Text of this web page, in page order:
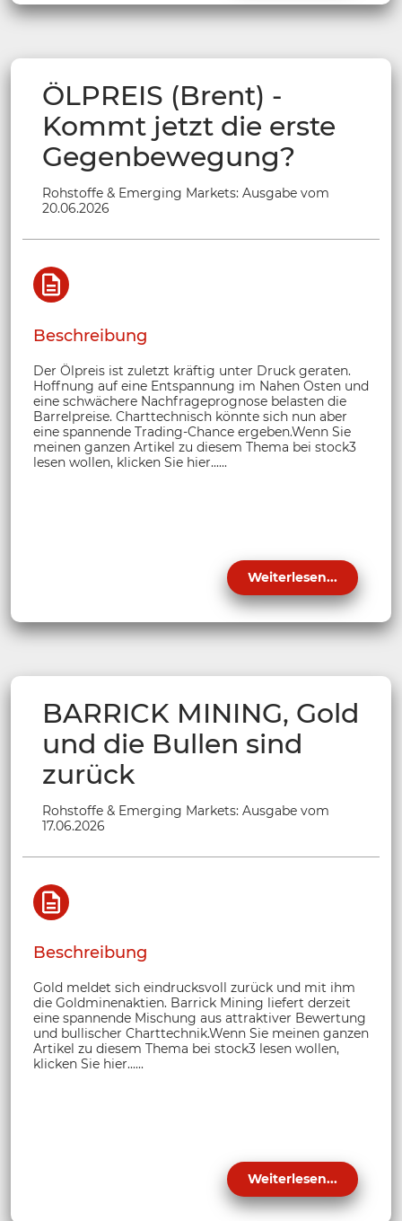
ÖLPREIS (Brent) -
Kommt jetzt die erste
Gegenbewegung?
Rohstoffe & Emerging Markets: Ausgabe vom
20.06.2026
Beschreibung
Der Ölpreis ist zuletzt kräftig unter Druck geraten.
Hoffnung auf eine Entspannung im Nahen Osten und
eine schwächere Nachfrageprognose belasten die
Barrelpreise. Charttechnisch könnte sich nun aber
eine spannende Trading-Chance ergeben.Wenn Sie
meinen ganzen Artikel zu diesem Thema bei stock3
lesen wollen, klicken Sie hier......
Weiterlesen...
BARRICK MINING, Gold
und die Bullen sind
zurück
Rohstoffe & Emerging Markets: Ausgabe vom
17.06.2026
Beschreibung
Gold meldet sich eindrucksvoll zurück und mit ihm
die Goldminenaktien. Barrick Mining liefert derzeit
eine spannende Mischung aus attraktiver Bewertung
und bullischer Charttechnik.Wenn Sie meinen ganzen
Artikel zu diesem Thema bei stock3 lesen wollen,
klicken Sie hier......
Weiterlesen...